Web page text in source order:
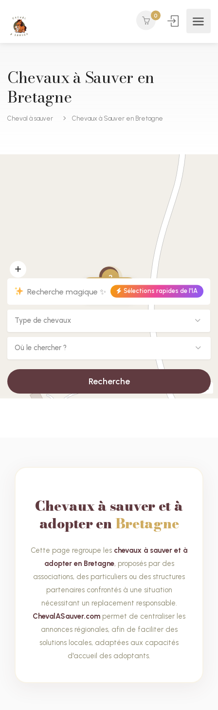
0
Chevaux à Sauver en
Bretagne
Cheval à sauver Chevaux à Sauver en Bretagne
2
contributors
Sélections rapides de l'IA
Type de chevaux
Où le chercher ?
Recherche
Show Map
Chevaux à sauver et à
adopter enBretagne
Cette page regroupe les chevaux à sauver et à
adopter en Bretagne, proposés par des
associations, des particuliers ou des structures
partenaires confrontés à une situation
nécessitant un replacement responsable.
ChevalASauver.com permet de centraliser les
annonces régionales, afin de faciliter des
solutions locales, adaptées aux capacités
d'accueil des adoptants.